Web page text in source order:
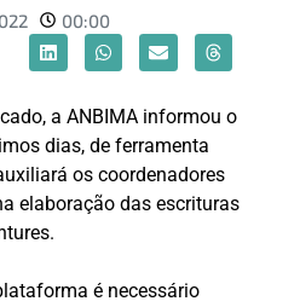
00:00
a ANBIMA informou o
dias, de ferramenta
os coordenadores
elaboração das escrituras
é necessário